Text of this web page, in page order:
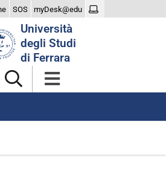
SOS myDesk@edu
Università
degli Studi
di Ferrara